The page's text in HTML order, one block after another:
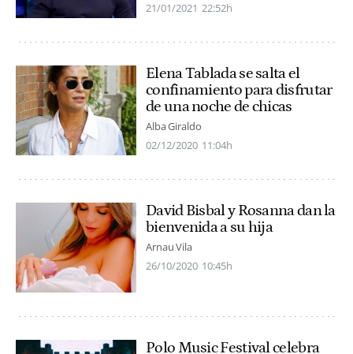
21/01/2021 22:52h
Elena Tablada se salta el
confinamiento para disfrutar
de una noche de chicas
Alba Giraldo
02/12/2020 11:04h
David Bisbal y Rosanna dan la
bienvenida a su hija
Arnau Vila
26/10/2020 10:45h
Polo Music Festival celebra